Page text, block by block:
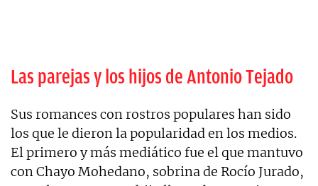
Las parejas y los hijos de Antonio Tejado
Sus romances con rostros populares han sido
los que le dieron la popularidad en los medios.
El primero y más mediático fue el que mantuvo
con Chayo Mohedano, sobrina de Rocío Jurado,